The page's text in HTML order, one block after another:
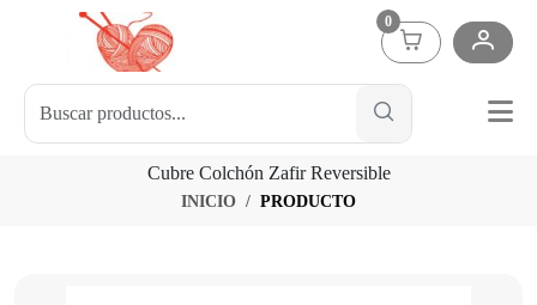
0
Cubre Colchón Zafir Reversible
INICIO PRODUCTO